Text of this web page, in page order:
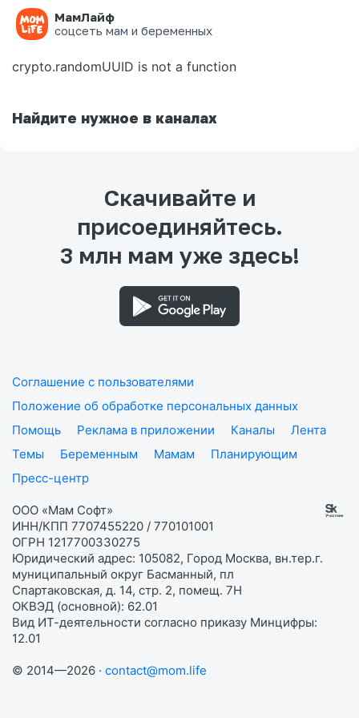
МамЛайф
соцсеть мам и беременных
Ошибка на странице
crypto.randomUUID is not a function
Найдите нужное в каналах
Скачивайте и
присоединяйтесь.
3 млн мам уже здесь!
Соглашение с пользователями
Положение об обработке персональных данных
Помощь
Реклама в приложении Каналы
Лента
Темы
Беременным Мамам
Планирующим
Пресс-центр
ООО «Мам Софт»
ИНН/КПП 7707455220 / 770101001
ОГРН 1217700330275
Юридический адрес: 105082, Город Москва, вн.тер.г.
муниципальный округ Басманный, пл
Спартаковская, д. 14, стр. 2, помещ. 7Н
ОКВЭД (основной): 62.01
Вид ИТ-деятельности согласно приказу Минцифры:
12.01
© 2014—2026 · contact@mom.life